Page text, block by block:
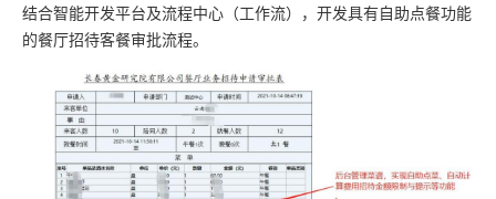
结合智能开发平台及流程中心（工作流），开发具有自助点餐功能
的餐厅招待客餐审批流程。